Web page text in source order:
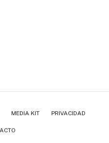
MEDIA KIT PRIVACIDAD